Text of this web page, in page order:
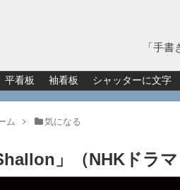
「手
平看板 袖看板 シャッターに文字
ム 気になる
」（NHKドラ